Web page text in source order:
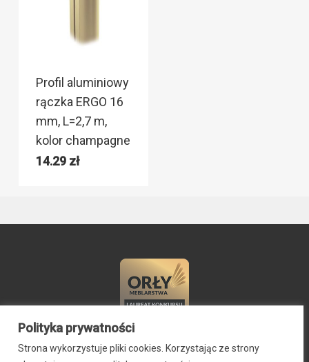
Polityka prywatności
Strona wykorzystuje pliki cookies. Korzystając ze strony
Profil aluminiowy
rączka ERGO 16
mm, L=2,7 m,
kolor champagne
14.29 zł